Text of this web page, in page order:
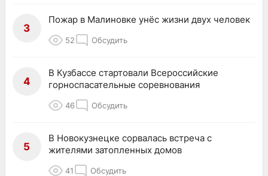
3
Пожар в Малиновке унёс жизни двух человек
52 Обсудить
4
В Кузбассе стартовали Всероссийские
горноспасательные соревнования
46 Обсудить
5
В Новокузнецке сорвалась встреча с
жителями затопленных домов
41 Обсудить